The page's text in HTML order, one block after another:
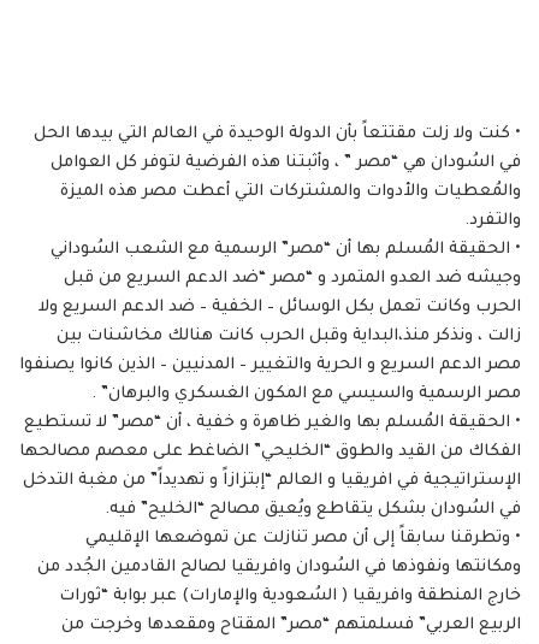
• كنت ولا زلت مقتتعاً بأن الدولة الوحيدة في العالم التي بيدها الحل
في السُودان هي “مصر ” ، وأثبتنا هذه الفرضية لتوفر كل العوامل
والمُعطيات والأدوات والمشتركات التي أعطت مصر هذه الميزة
والتفرد.
• الحقيقة المُسلم بها أن “مصر” الرسمية مع الشعب السُوداني
وجيشه ضد العدو المتمرد و “مصر “ضد الدعم السريع من قبل
الحرب وكانت تعمل بكل الوسائل – الخفية – ضد الدعم السريع ولا
زالت ، ونذكر منذ،البداية وقبل الحرب كانت هنالك مخاشنات بين
مصر الدعم السريع و الحرية والتغيير – المدنيين – الذين كانوا يصنفوا
مصر الرسمية والسيسي مع المكون الغسكري والبرهان” .
• الحقيقة المُسلم بها والغير ظاهرة و خفية ، أن “مصر” لا تستطيع
الفكاك من القيد والطوق “الخليحي” الضاغط على معصم مصالحها
الإستراتيجية في افريقيا و العالم “إبتزازاً و تهديداً” من مغبة التدخل
في السُودان بشكل يتقاطع ويُعيق مصالح “الخليح” فيه.
• وتطرقنا سابقاً إلى أن مصر تنازلت عن تموضعها الإقليمي
ومكانتها ونفوذها في السُودان وافريقيا لصالح القادمين الجُدد من
خارج المنطقة وافريقيا ( السُعودية والإمارات) عبر بوابة “ثورات
الربيع العربي” فسلمتهم “مصر” المقتاح ومقعدها وخرجت من